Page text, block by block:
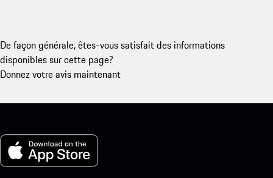
De façon générale, êtes-vous satisfait des informations
disponibles sur cette page?
Donnez votre avis maintenant